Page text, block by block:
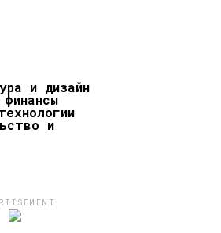
и дизайн
и